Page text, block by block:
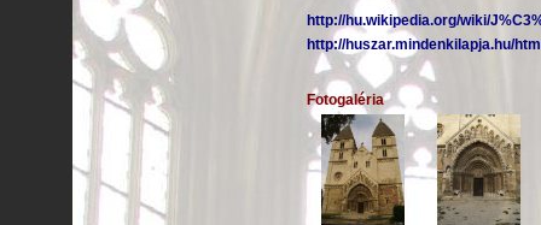
http://hu.wikipedia.org/wiki/
http://huszar.mindenkilapja.hu/
Fotogaléria